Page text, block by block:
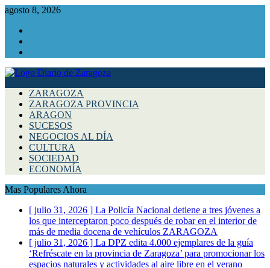
agosto 8, 2026
ZARAGOZA
ZARAGOZA PROVINCIA
ARAGON
SUCESOS
NEGOCIOS AL DÍA
CULTURA
SOCIEDAD
ECONOMÍA
Mas Populares Ahora
[ julio 31, 2026 ] La Policía Nacional detiene a tres jóvenes a
los que interceptaron poco después de robar en el interior de
más de media docena de vehículos ZARAGOZA
[ julio 31, 2026 ] La DPZ edita 4.000 ejemplares de la guía
‘Refréscate en la provincia de Zaragoza’ para promocionar los
espacios naturales y actividades al aire libre en el verano